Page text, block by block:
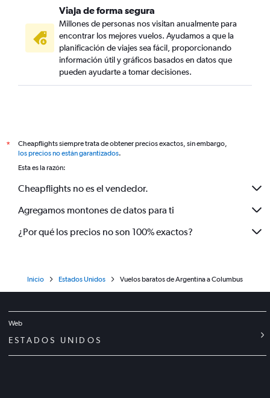
Viaja de forma segura
Millones de personas nos visitan anualmente para
encontrar los mejores vuelos. Ayudamos a que la
planificación de viajes sea fácil, proporcionando
información útil y gráficos basados en datos que
pueden ayudarte a tomar decisiones.
*
Cheapflights siempre trata de obtener precios exactos, sin embargo,
los precios no están garantizados.
Esta es la razón:
Cheapflights no es el vendedor.
Agregamos montones de datos para ti
¿Por qué los precios no son 100% exactos?
Inicio Estados Unidos Vuelos baratos de Argentina a Columbus
Web
ESTADOS UNIDOS